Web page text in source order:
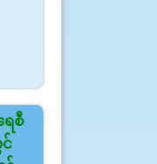
ေစီ